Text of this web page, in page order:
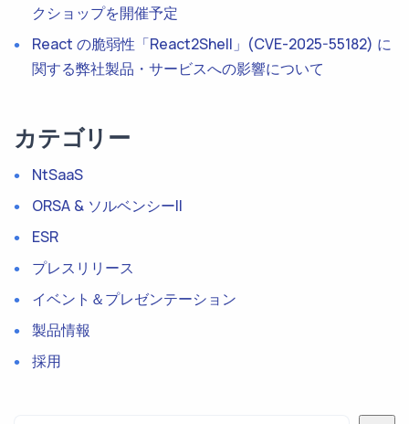
クショップを開催予定
React の脆弱性「React2Shell」(CVE-2025-55182) に
関する弊社製品・サービスへの影響について
カテゴリー
NtSaaS
ORSA & ソルベンシーII
ESR
プレスリリース
イベント＆プレゼンテーション
製品情報
採用